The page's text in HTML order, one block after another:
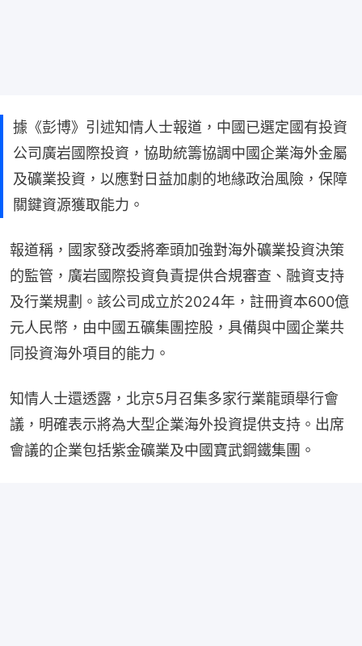
據《彭博》引述知情人士報道，中國已選定國有投資
公司廣岩國際投資，協助統籌協調中國企業海外金屬
及礦業投資，以應對日益加劇的地緣政治風險，保障
關鍵資源獲取能力。
報道稱，國家發改委將牽頭加強對海外礦業投資決策
的監管，廣岩國際投資負責提供合規審查、融資支持
及行業規劃。該公司成立於2024年，註冊資本600億
元人民幣，由中國五礦集團控股，具備與中國企業共
同投資海外項目的能力。
知情人士還透露，北京5月召集多家行業龍頭舉行會
議，明確表示將為大型企業海外投資提供支持。出席
會議的企業包括紫金礦業及中國寶武鋼鐵集團。